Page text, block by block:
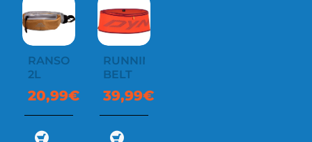
RANSOM
2L
20,99€
RUNNING
BELT
39,99€